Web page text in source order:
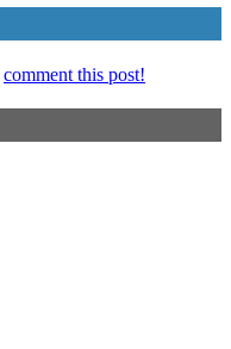
comment this post!